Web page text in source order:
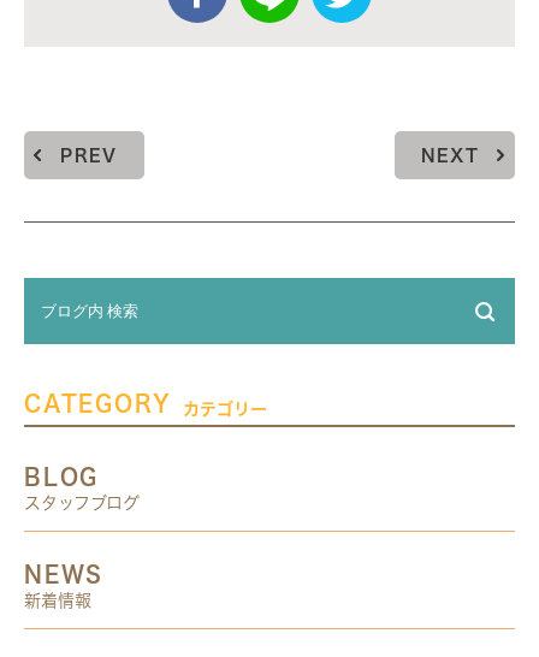
PREV NEXT
CATEGORY カテゴリー
BLOG
スタッフブログ
NEWS
新着情報